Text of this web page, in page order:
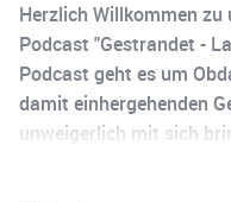
Herzlich Willkommen
Podcast "Gestrandet -
Podcast geht es um
damit einhergehenden
unweigerlich mit sich